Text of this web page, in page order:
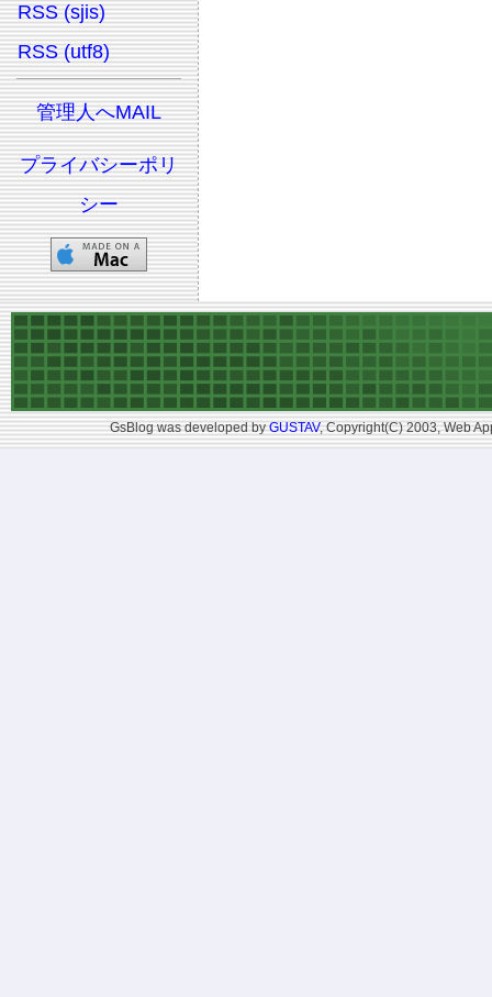
RSS (sjis)
RSS (utf8)
管理人へMAIL
プライバシーポリ
シー
GsBlog was developed byGUSTAV, Copyright(C) 2003, Web